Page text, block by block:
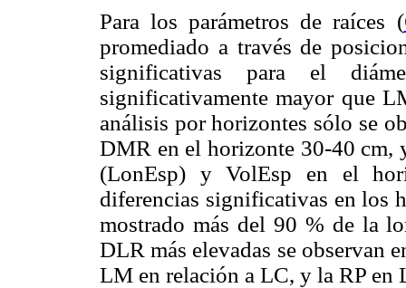
Para los parámetros de raíces (
promediado a través de
significativas para el
significativamente mayor que
análisis por horizontes sólo se
DMR en el horizonte 30-40 cm,
(LonEsp) y VolEsp en el
diferencias significativas en los
mostrado más del 90 % de la
DLR más elevadas se observan
LM en relación a LC, y la RP en